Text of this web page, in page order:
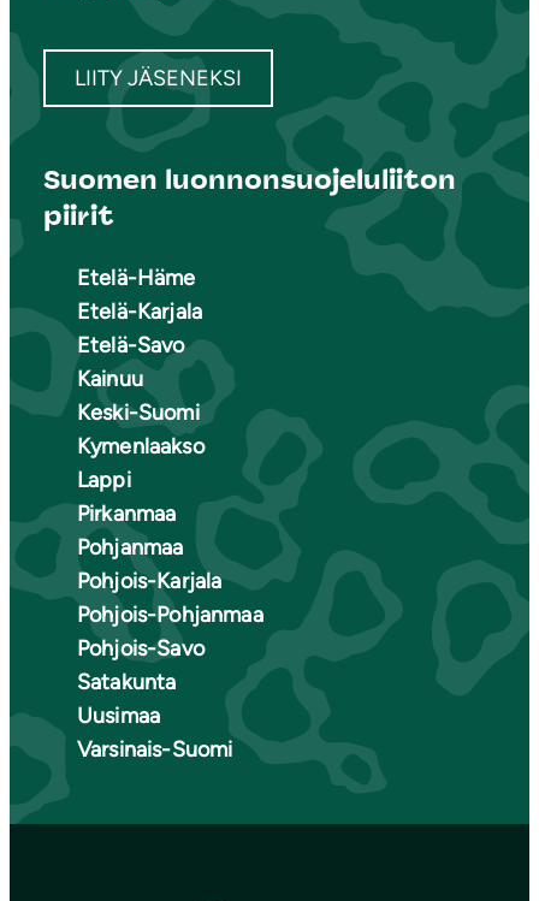
LIITY JÄSENEKSI
Suomen luonnonsuojeluliiton
piirit
Etelä-Häme
Etelä-Karjala
Etelä-Savo
Kainuu
Keski-Suomi
Kymenlaakso
Lappi
Pirkanmaa
Pohjanmaa
Pohjois-Karjala
Pohjois-Pohjanmaa
Pohjois-Savo
Satakunta
Uusimaa
Varsinais-Suomi